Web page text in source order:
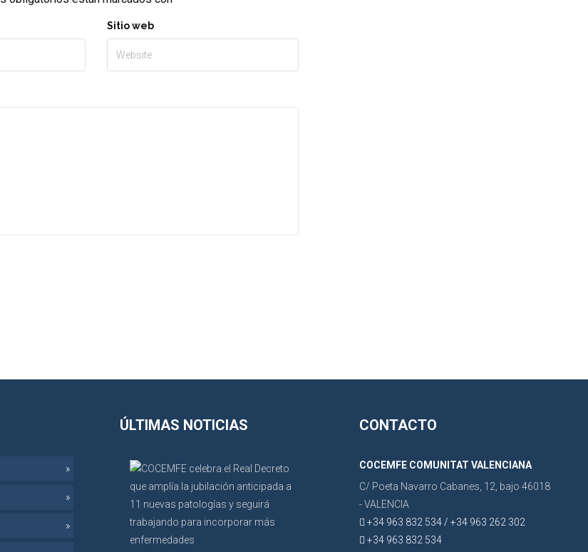
Sitio web
ÚLTIMAS NOTICIAS CONTACTO
COCEMFE COMUNITAT VALENCIANA
C/ Poeta Navarro Cabanes, 12, bajo 46018
- VALENCIA
+34 963 832 534 / +34 963 262 302
+34 963 832 534